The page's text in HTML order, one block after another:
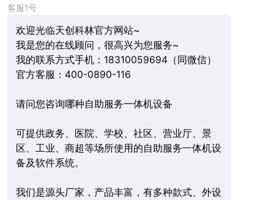
客服1号
欢迎光临天创科林官方网站~
我是您的在线顾问，很高兴为您服务~
我的联系方式手机：18310059694（同微信）
官方客服：400-0890-116
请问您咨询哪种自助服务一体机设备
可提供政务、医院、学校、社区、营业厅、景
区、工业、商超等场所使用的自助服务一体机设
备及软件系统。
我们是源头厂家，产品丰富，有多种款式、外设